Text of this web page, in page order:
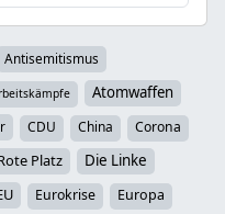
Antisemitismus
Atomwaffen
CDU China Corona
Platz
Die Linke
Eurokrise Europa